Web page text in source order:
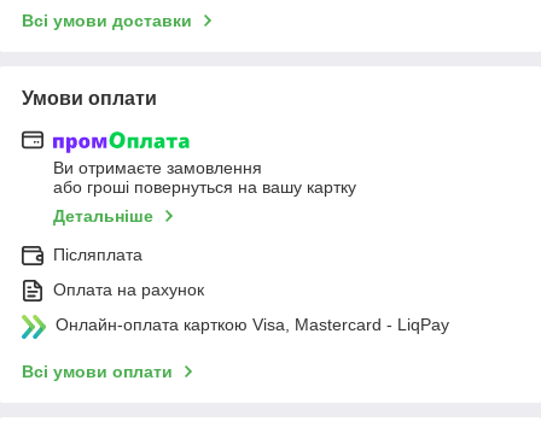
Всі умови доставки
Умови оплати
Ви отримаєте замовлення
або гроші повернуться на вашу картку
Детальніше
Післяплата
Оплата на рахунок
Онлайн-оплата карткою Visa, Mastercard - LiqPay
Всі умови оплати